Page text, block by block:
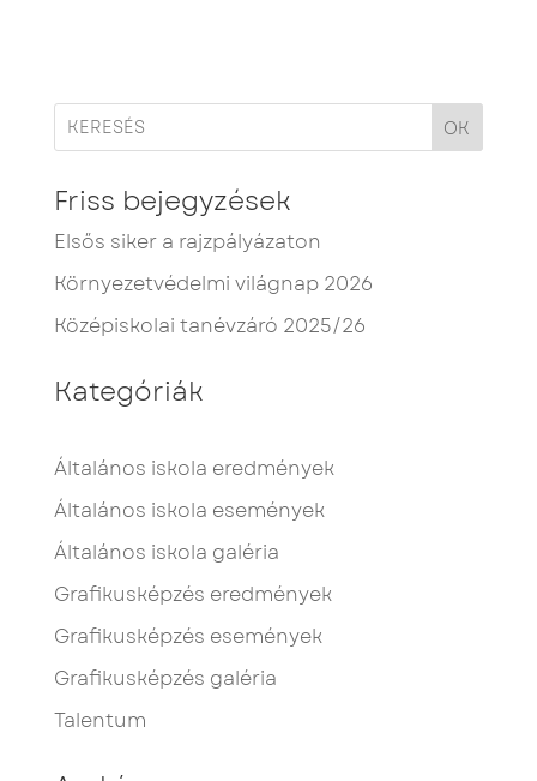
OK
Friss bejegyzések
Elsős siker a rajzpályázaton
Környezetvédelmi világnap 2026
Középiskolai tanévzáró 2025/26
Kategóriák
Általános iskola eredmények
Általános iskola események
Általános iskola galéria
Grafikusképzés eredmények
Grafikusképzés események
Grafikusképzés galéria
Talentum